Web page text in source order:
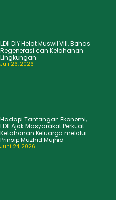
LDII DIY Helat Muswil VIII, Bahas
Regenerasi dan Ketahanan
Lingkungan
Juli 26, 2026
Hadapi Tantangan Ekonomi,
LDII Ajak Masyarakat Perkuat
Ketahanan Keluarga melalui
Prinsip Muzhid Mujhid
Juni 24, 2026